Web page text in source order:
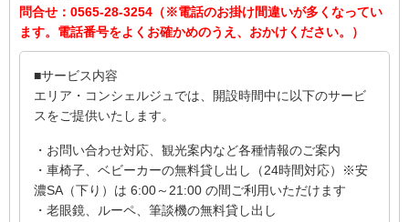
問合せ： 0565-28-3254（※電話のお掛け間違いが多くなってい
ます。電話番号をよくお確かめのうえ、おかけください。）
■サービス内容
エリア・コンシェルジュでは、開設時間中に以下のサービ
スをご提供いたします。
・お問い合わせ対応、観光案内など各種情報のご案内
・車椅子、ベビーカーの無料貸し出し（24時間対応）
※安
濃SA（下り）は 6:00～21:00 の間ご利用いただけます
・老眼鏡、ルーペ、筆談機の無料貸し出し